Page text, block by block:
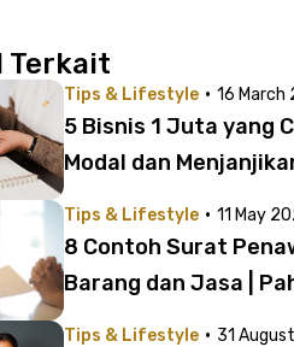
Terkait
Tips & Lifestyle · 16 March
5 Bisnis 1 Juta yang
Modal dan
Tips & Lifestyle · 11 May
8 Contoh Surat
Barang dan Jasa |
Tips & Lifestyle · 31